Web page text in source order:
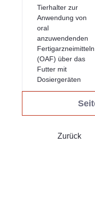
Tierhalter zur
Anwendung von
oral
anzuwendenden
Fertigarzneimitteln
(OAF) über das
Futter mit
Dosiergeräten
Zurück